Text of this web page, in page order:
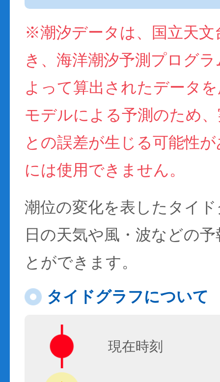
※潮汐データは、国立天文
き、海洋潮汐予測プログ
よって算出されたデータ
モデルによる予測のため
との誤差が生じる可能性
には使用できません。
潮位の変化を表したタイ
日の天気や風・波などの
とができます。
タイドグラフについて
現在時刻